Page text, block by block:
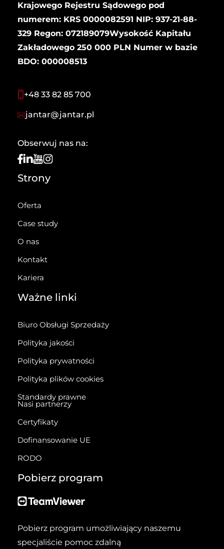
Krajowego Rejestru Sądowego pod
numerem: KRS 0000082591 NIP: 937-21-88-
329 Regon: 072189079Wysokość Kapitału
Zakładowego 250 000 PLN Numer w bazie
BDO: 000008513
+48 33 82 85 700
jantar@jantar.pl
Obserwuj nas na:
Strony
Oferta
Case study
O nas
Kontakt
Kariera
Ważne linki
Biuro Obsługi Sprzedaży
Polityka jakości
Polityka prywatności
Polityka plików cookies
Standardy prawne
Nasi partnerzy
Certyfikaty
Dofinansowanie UE
RODO
Pobierz program
Pobierz program umożliwiający naszemu
specjaliście pomoc zdalną